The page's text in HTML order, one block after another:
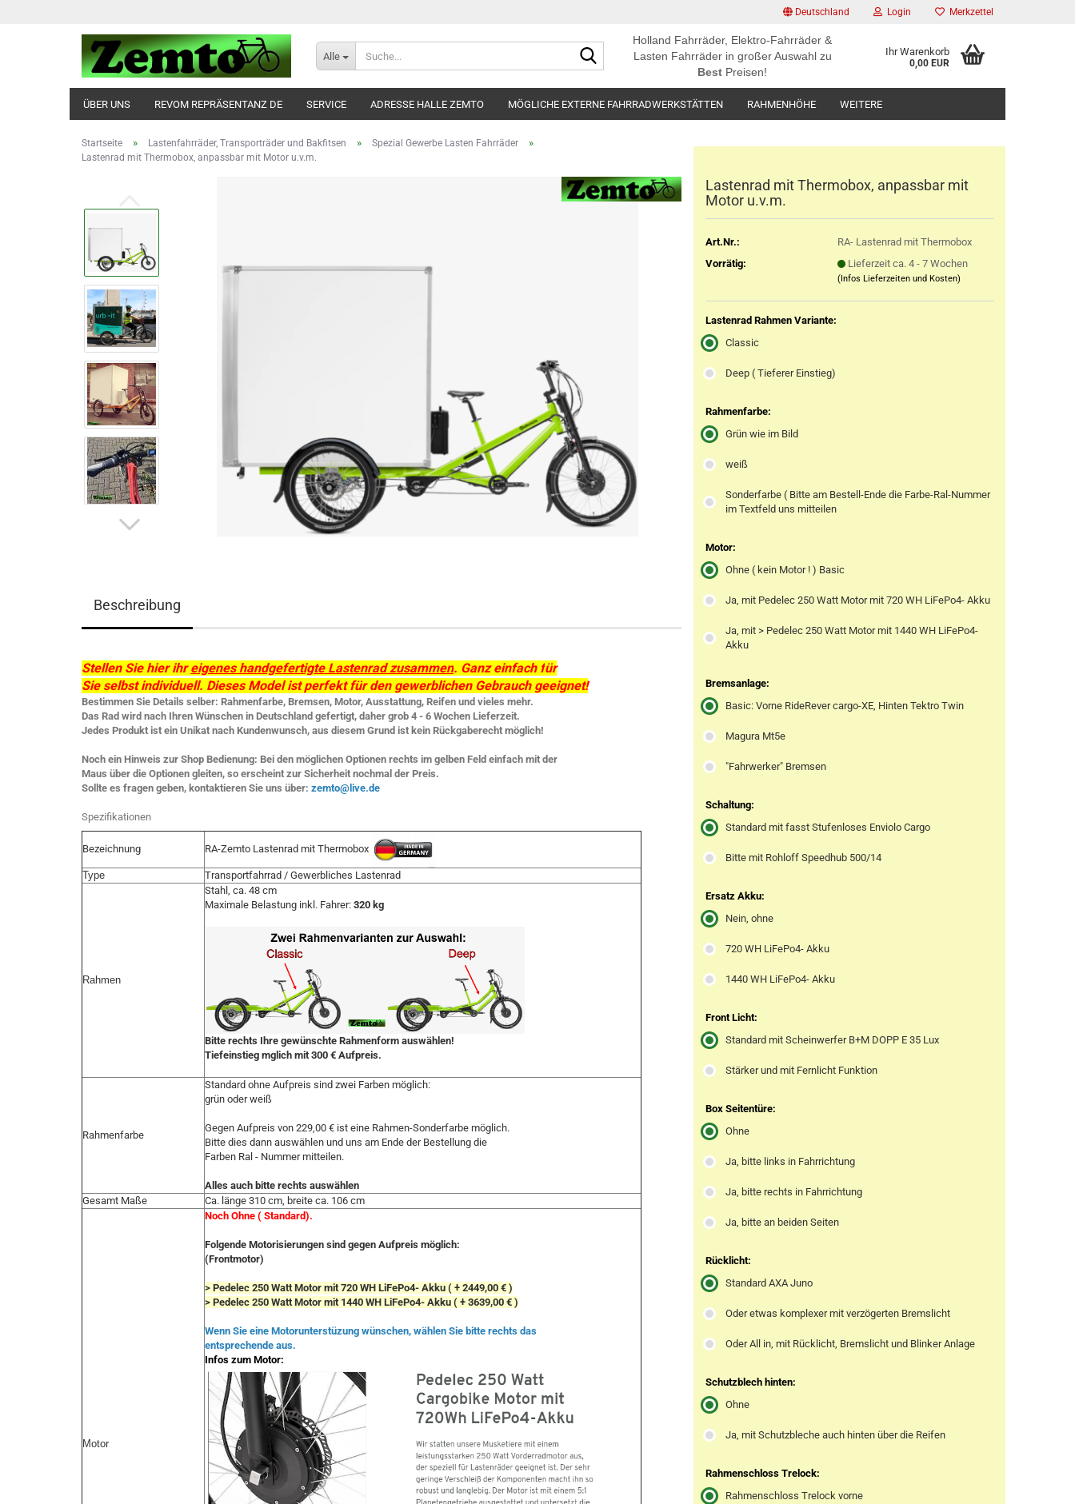
Deutschland Login Merkzettel
Alle
Suche...
Holland Fahrräder, Elektro-Fahrräder &
Lasten Fahrräder in großer Auswahl zu
Best Preisen!
Ihr Warenkorb
0,00 EUR
ÜBER UNS REVOM REPRÄSENTANZ DE SERVICE ADRESSE HALLE ZEMTO MÖGLICHE EXTERNE FAHRRADWERKSTÄTTEN RAHMENHÖHE WEITERE
Startseite » Lastenfahrräder, Transporträder und Bakfitsen » Spezial Gewerbe Lasten Fahrräder »
Lastenrad mit Thermobox, anpassbar mit Motor u.v.m.
Lastenrad mit Thermobox, anpassbar mit
Motor u.v.m.
Art.Nr.:
RA- Lastenrad mit Thermobox
Vorrätig:
Lieferzeit ca. 4 - 7 Wochen
(Infos Lieferzeiten und Kosten)
Lastenrad Rahmen Variante:
Classic
Deep ( Tieferer Einstieg)
Rahmenfarbe:
Grün wie im Bild
weiß
Sonderfarbe ( Bitte am Bestell-Ende die Farbe-Ral-Nummer
im Textfeld uns mitteilen
Motor:
Ohne ( kein Motor ! ) Basic
Ja, mit Pedelec 250 Watt Motor mit 720 WH LiFePo4- Akku
Ja, mit > Pedelec 250 Watt Motor mit 1440 WH LiFePo4-
Akku
Bremsanlage:
Basic: Vorne RideRever cargo-XE, Hinten Tektro Twin
Magura Mt5e
"Fahrwerker" Bremsen
Schaltung:
Standard mit fasst Stufenloses Enviolo Cargo
Bitte mit Rohloff Speedhub 500/14
Ersatz Akku:
Nein, ohne
720 WH LiFePo4- Akku
1440 WH LiFePo4- Akku
Front Licht:
Standard mit Scheinwerfer B+M DOPP E 35 Lux
Stärker und mit Fernlicht Funktion
Box Seitentüre:
Ohne
Ja, bitte links in Fahrrichtung
Ja, bitte rechts in Fahrrichtung
Ja, bitte an beiden Seiten
Rücklicht:
Standard AXA Juno
Oder etwas komplexer mit verzögerten Bremslicht
Oder All in, mit Rücklicht, Bremslicht und Blinker Anlage
Schutzblech hinten:
Ohne
Ja, mit Schutzbleche auch hinten über die Reifen
Rahmenschloss Trelock:
Rahmenschloss Trelock vorne
Beschreibung
Stellen Sie hier ihreigenes handgefertigte Lastenrad zusammen. Ganz einfach für
Sie selbst individuell. Dieses Model ist perfekt für den gewerblichen Gebrauch geeignet!
Bestimmen Sie Details selber: Rahmenfarbe, Bremsen, Motor, Ausstattung, Reifen und vieles mehr.
Das Rad wird nach Ihren Wünschen in Deutschland gefertigt, daher grob 4 - 6 Wochen Lieferzeit.
Jedes Produkt ist ein Unikat nach Kundenwunsch, aus diesem Grund ist kein Rückgaberecht möglich!
Noch ein Hinweis zur Shop Bedienung: Bei den möglichen Optionen rechts im gelben Feld einfach mit der
Maus über die Optionen gleiten, so erscheint zur Sicherheit nochmal der Preis.
Sollte es fragen geben, kontaktieren Sie uns über: zemto@live.de
Spezifikationen
Bezeichnung RA-Zemto Lastenrad mit Thermobox
Type Transportfahrrad / Gewerbliches Lastenrad
Rahmen
Stahl, ca. 48 cm
Maximale Belastung inkl. Fahrer: 320 kg
Bitte rechts Ihre gewünschte Rahmenform auswählen!
Tiefeinstieg mglich mit 300 € Aufpreis.
Rahmenfarbe
Standard ohne Aufpreis sind zwei Farben möglich:
grün oder weiß
Gegen Aufpreis von 229,00 € ist eine Rahmen-Sonderfarbe möglich.
Bitte dies dann auswählen und uns am Ende der Bestellung die
Farben Ral - Nummer mitteilen.
Alles auch bitte rechts auswählen
Gesamt Maße
Ca. länge 310 cm, breite ca. 106 cm
Motor
Noch Ohne ( Standard).
Folgende Motorisierungen sind gegen Aufpreis möglich:
(Frontmotor)
> Pedelec 250 Watt Motor mit 720 WH LiFePo4- Akku ( + 2449,00 € )
> Pedelec 250 Watt Motor mit 1440 WH LiFePo4- Akku ( + 3639,00 € )
Wenn Sie eine Motorunterstüzung wünschen, wählen Sie bitte rechts das
entsprechende aus.
Infos zum Motor: